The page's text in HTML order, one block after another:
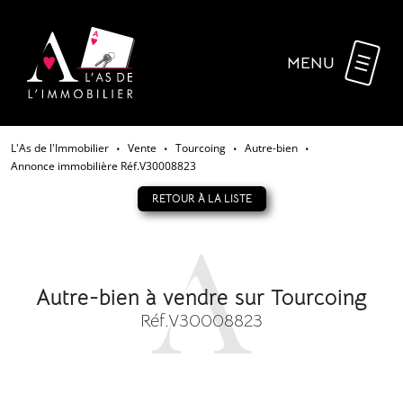
MENU
L'As de l'Immobilier • Vente • Tourcoing • Autre-bien •
Annonce immobilière Réf.V30008823
RETOUR À LA LISTE
Autre-bien à vendre sur Tourcoing
Réf.V30008823